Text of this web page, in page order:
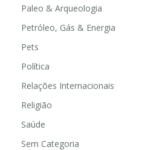
Paleo & Arqueologia
Petróleo, Gás & Energia
Pets
Política
Relações Internacionais
Religião
Saúde
Sem Categoria